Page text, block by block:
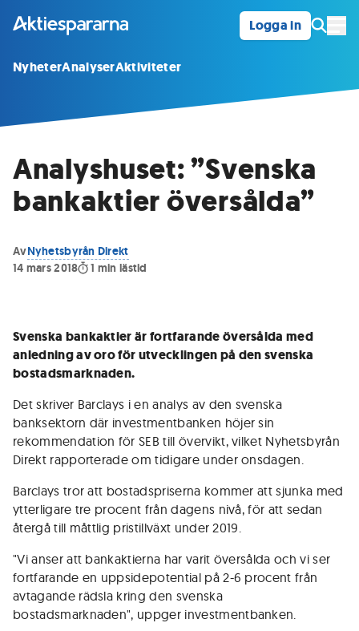
Logga in
NyheterAnalyserAktiviteter
Analyshuset: ”Svenska
bankaktier översålda”
AvNyhetsbyrån Direkt
14 mars 2018
1 min lästid
Svenska bankaktier är fortfarande översålda med
anledning av oro för utvecklingen på den svenska
bostadsmarknaden.
Det skriver Barclays i en analys av den svenska
banksektorn där investmentbanken höjer sin
rekommendation för SEB till övervikt, vilket Nyhetsbyrån
Direkt rapporterade om tidigare under onsdagen.
Barclays tror att bostadspriserna kommer att sjunka med
ytterligare tre procent från dagens nivå, för att sedan
återgå till måttlig pristillväxt under 2019.
"Vi anser att bankaktierna har varit översålda och vi ser
fortfarande en uppsidepotential på 2-6 procent från
avtagande rädsla kring den svenska
bostadsmarknaden", uppger investmentbanken.